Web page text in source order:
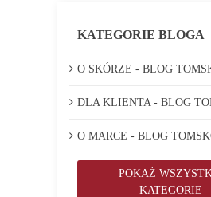
KATEGORIE BLOGA
O SKÓRZE - BLOG
DLA KLIENTA - BLOG
O MARCE - BLOG
POKAŻ
KATEGORIE